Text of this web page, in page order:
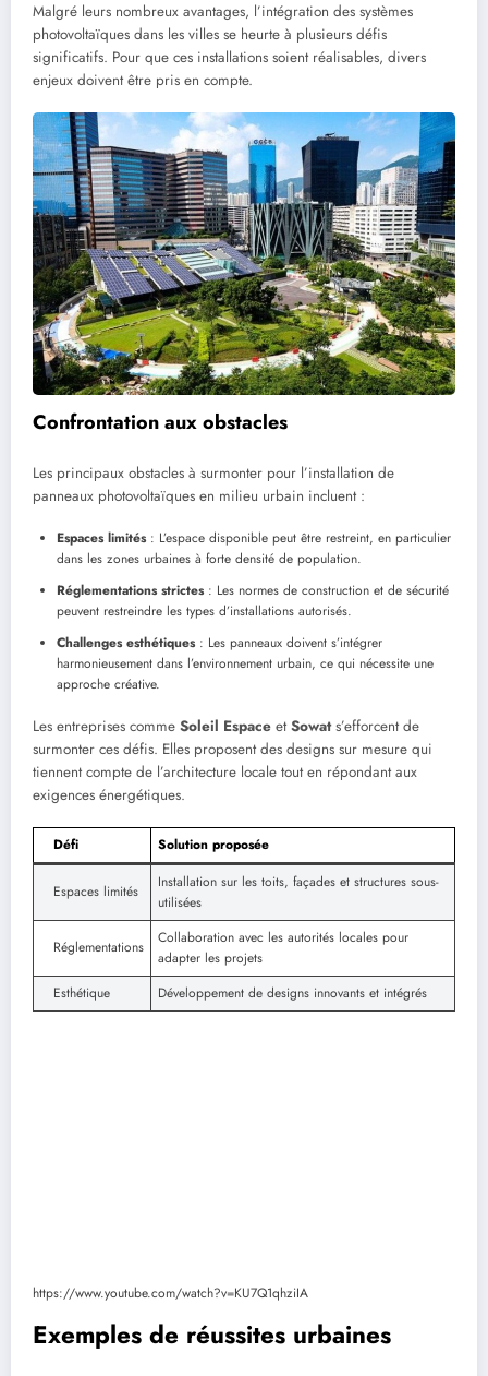
Malgré leurs nombreux avantages, l’intégration des systèmes
photovoltaïques dans les villes se heurte à plusieurs défis
significatifs. Pour que ces installations soient réalisables, divers
enjeux doivent être pris en compte.
Confrontation aux obstacles
Les principaux obstacles à surmonter pour l’installation de
panneaux photovoltaïques en milieu urbain incluent :
Espaces limités: L’espace disponible peut être restreint, en particulier
dans les zones urbaines à forte densité de population.
Réglementations strictes: Les normes de construction et de sécurité
peuvent restreindre les types d’installations autorisés.
Challenges esthétiques: Les panneaux doivent s’intégrer
harmonieusement dans l’environnement urbain, ce qui nécessite une
approche créative.
Les entreprises comme Soleil Espace etSowats’efforcent de
surmonter ces défis. Elles proposent des designs sur mesure qui
tiennent compte de l’architecture locale tout en répondant aux
exigences énergétiques.
Défi Solution proposée
Espaces limités
Installation sur les toits, façades et structures sous-
utilisées
Réglementations
Collaboration avec les autorités locales pour
adapter les projets
Esthétique
Développement de designs innovants et intégrés
https://www.youtube.com/watch?v=KU7Q1qhziIA
Exemples de réussites urbaines